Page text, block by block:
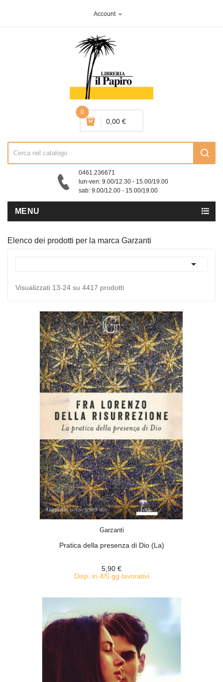
Account expand_more
0
0,00 €
0461.236671
lun-ven: 9.00/12.30 - 15.00/19.00
sab: 9.00/12.00 - 15.00/19.00
MENU
Elenco dei prodotti per la marca Garzanti

Visualizzati 13-24 su 4417 prodotti
Garzanti
Pratica della presenza di Dio (La)
5,90 €
Disp. in 4/5 gg lavorativi